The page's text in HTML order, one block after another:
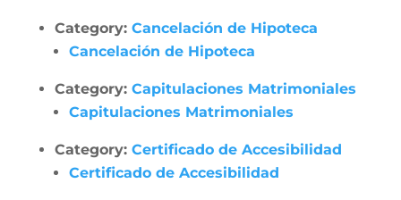
Category: Cancelación de Hipoteca
Cancelación de Hipoteca
Category: Capitulaciones Matrimoniales
Capitulaciones Matrimoniales
Category: Certificado de Accesibilidad
Certificado de Accesibilidad